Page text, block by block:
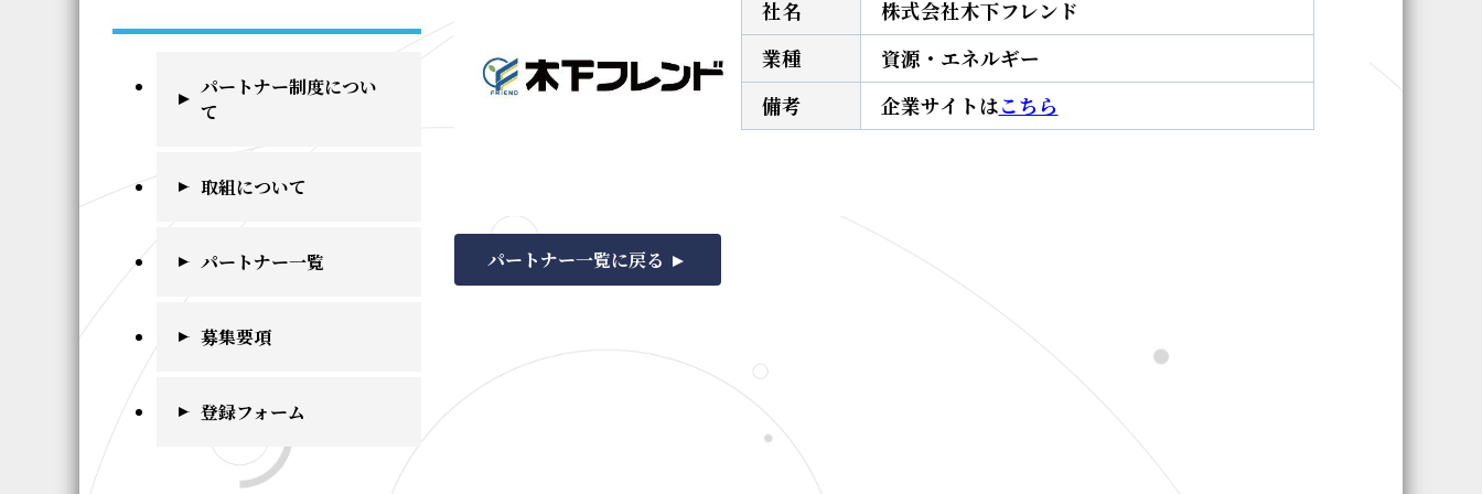
パートナー制度につい
て
取組について
パートナー一覧
募集要項
登録フォーム
社名
株式会社木下フレンド
業種
資源・エネルギー
備考
企業サイトはこちら
パートナー一覧に戻る